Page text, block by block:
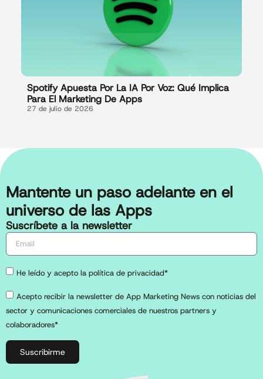
Spotify Apuesta Por La IA Por Voz: Qué Implica
Para El Marketing De Apps
27 de julio de 2026
Mantente un paso adelante en el
universo de las Apps
Suscríbete a la newsletter
He leído y acepto la política de privacidad*
Acepto recibir la newsletter de App Marketing News con noticias del
sector y comunicaciones comerciales de nuestros partners y
colaboradores*
Suscribirme